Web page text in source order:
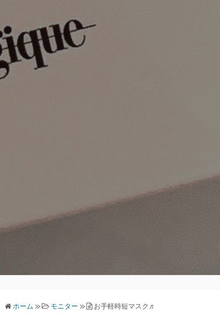
ホーム » モニター » お手軽時短マスク♬